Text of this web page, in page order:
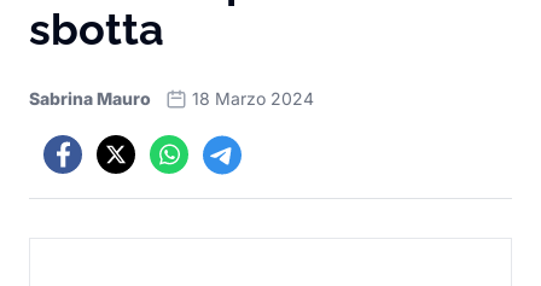
sbotta
Sabrina Mauro 18 Marzo 2024